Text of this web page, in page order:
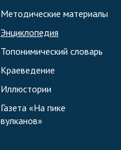
Методические материалы
Энциклопедия
Топонимический словарь
Краеведение
Иллюстории
Газета «На пике
вулканов»